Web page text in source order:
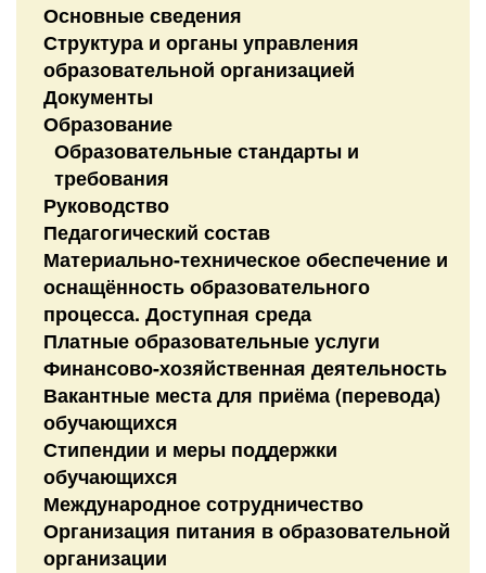
Основные сведения
Структура и органы управления
образовательной организацией
Документы
Образование
Образовательные стандарты и
требования
Руководство
Педагогический состав
Материально-техническое обеспечение и
оснащённость образовательного
процесса. Доступная среда
Платные образовательные услуги
Финансово-хозяйственная деятельность
Вакантные места для приёма (перевода)
обучающихся
Стипендии и меры поддержки
обучающихся
Международное сотрудничество
Организация питания в образовательной
организации